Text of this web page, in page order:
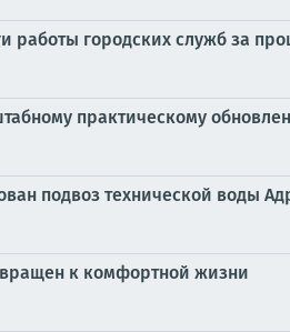
работы городских служб за
практическому
подвоз технической воды
к комфортной жизни